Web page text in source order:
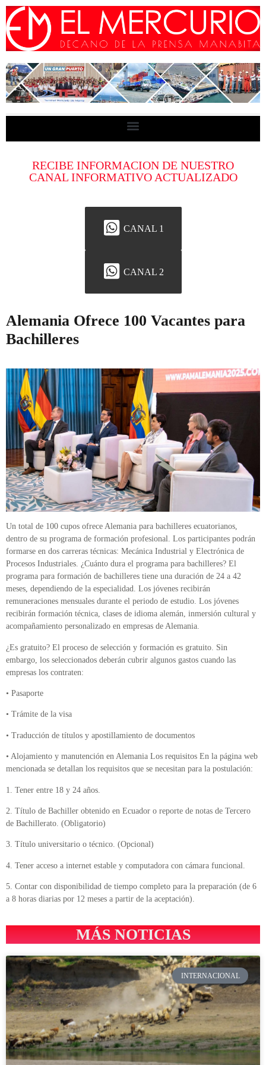
RECIBE INFORMACION DE NUESTRO
CANAL INFORMATIVO ACTUALIZADO
CANAL 1
CANAL 2
Alemania Ofrece 100 Vacantes para
Bachilleres
Un total de 100 cupos ofrece Alemania para bachilleres ecuatorianos,
dentro de su programa de formación profesional. Los participantes podrán
formarse en dos carreras técnicas: Mecánica Industrial y Electrónica de
Procesos Industriales. ¿Cuánto dura el programa para bachilleres? El
programa para formación de bachilleres tiene una duración de 24 a 42
meses, dependiendo de la especialidad. Los jóvenes recibirán
remuneraciones mensuales durante el periodo de estudio. Los jóvenes
recibirán formación técnica, clases de idioma alemán, inmersión cultural y
acompañamiento personalizado en empresas de Alemania.
¿Es gratuito? El proceso de selección y formación es gratuito. Sin
embargo, los seleccionados deberán cubrir algunos gastos cuando las
empresas los contraten:
• Pasaporte
• Trámite de la visa
• Traducción de títulos y apostillamiento de documentos
• Alojamiento y manutención en Alemania Los requisitos En la página web
mencionada se detallan los requisitos que se necesitan para la postulación:
1. Tener entre 18 y 24 años.
2. Título de Bachiller obtenido en Ecuador o reporte de notas de Tercero
de Bachillerato. (Obligatorio)
3. Título universitario o técnico. (Opcional)
4. Tener acceso a internet estable y computadora con cámara funcional.
5. Contar con disponibilidad de tiempo completo para la preparación (de 6
a 8 horas diarias por 12 meses a partir de la aceptación).
MÁS NOTICIAS
INTERNACIONAL